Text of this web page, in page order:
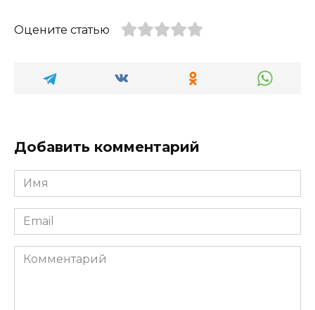
Оцените статью
Добавить комментарий
Имя
*
Email
*
Комментарий